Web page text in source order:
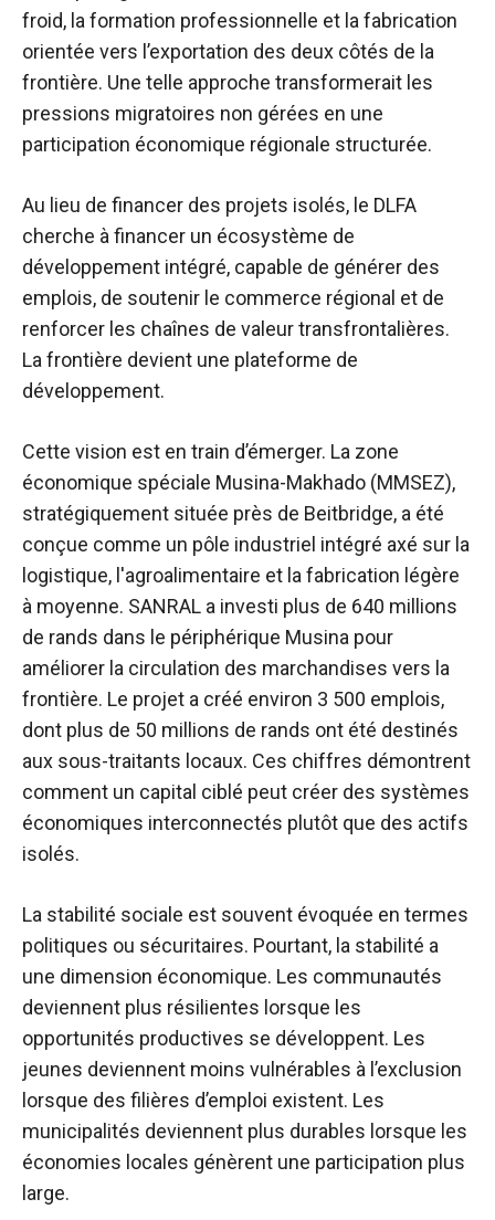
froid, la formation professionnelle et la fabrication
orientée vers l’exportation des deux côtés de la
frontière. Une telle approche transformerait les
pressions migratoires non gérées en une
participation économique régionale structurée.
Au lieu de financer des projets isolés, le DLFA
cherche à financer un écosystème de
développement intégré, capable de générer des
emplois, de soutenir le commerce régional et de
renforcer les chaînes de valeur transfrontalières.
La frontière devient une plateforme de
développement.
Cette vision est en train d’émerger. La zone
économique spéciale Musina-Makhado (MMSEZ),
stratégiquement située près de Beitbridge, a été
conçue comme un pôle industriel intégré axé sur la
logistique, l'agroalimentaire et la fabrication légère
à moyenne. SANRAL a investi plus de 640 millions
de rands dans le périphérique Musina pour
améliorer la circulation des marchandises vers la
frontière. Le projet a créé environ 3 500 emplois,
dont plus de 50 millions de rands ont été destinés
aux sous-traitants locaux. Ces chiffres démontrent
comment un capital ciblé peut créer des systèmes
économiques interconnectés plutôt que des actifs
isolés.
La stabilité sociale est souvent évoquée en termes
politiques ou sécuritaires. Pourtant, la stabilité a
une dimension économique. Les communautés
deviennent plus résilientes lorsque les
opportunités productives se développent. Les
jeunes deviennent moins vulnérables à l’exclusion
lorsque des filières d’emploi existent. Les
municipalités deviennent plus durables lorsque les
économies locales génèrent une participation plus
large.